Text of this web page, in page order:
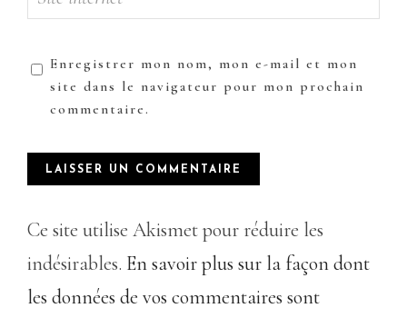
Enregistrer mon nom, mon e-mail et mon
site dans le navigateur pour mon prochain
commentaire.
Ce site utilise Akismet pour réduire les
indésirables. En savoir plus sur la façon dont
les données de vos commentaires sont